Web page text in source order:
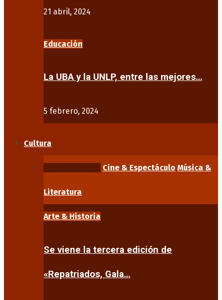
21 abril, 2024
Educación
La UBA y la UNLP, entre las mejores…
5 febrero, 2024
Cultura
Cine & Espectáculo Música &
Literatura
Arte & Historia
Se viene la tercera edición de
«Repatriados, Gala…